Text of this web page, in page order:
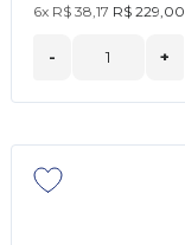
6x R$ 38,17 R$ 229,00
- +